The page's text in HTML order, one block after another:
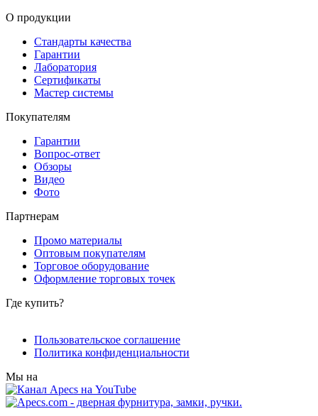
О продукции
Стандарты качества
Гарантии
Лаборатория
Сертификаты
Мастер системы
Покупателям
Гарантии
Вопрос-ответ
Обзоры
Видео
Фото
Партнерам
Промо материалы
Оптовым покупателям
Торговое оборудование
Оформление торговых точек
Где купить?
Пользовательское соглашение
Политика конфиденциальности
Мы на